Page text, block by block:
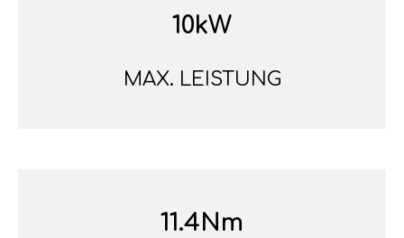
10kW
MAX. LEISTUNG
11.4Nm